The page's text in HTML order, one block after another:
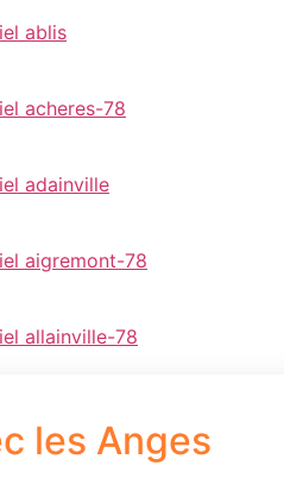
ablis
acheres-78
adainville
aigremont-78
allainville-78
les Anges